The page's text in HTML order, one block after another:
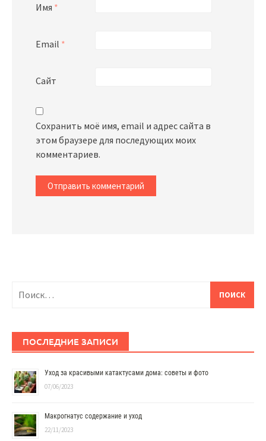
Имя *
Email *
Сайт
Сохранить моё имя, email и адрес сайта в
этом браузере для последующих моих
комментариев.
ПОСЛЕДНИЕ ЗАПИСИ
Уход за красивыми катактусами дома: советы и фото
07/06/2023
Макрогнатус содержание и уход
22/11/2023